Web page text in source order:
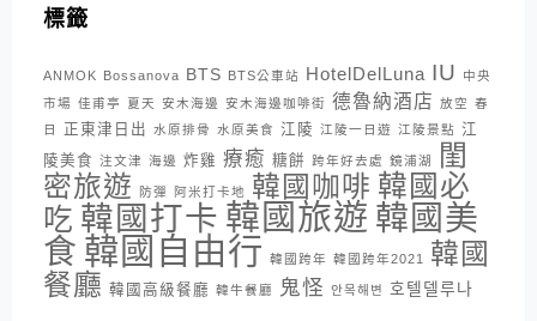
標籤
ANMOK Bossanova BTS BTS公車站 HotelDelLuna IU
中央
市場 佳甫亭 夏天 安木海邊 安木海邊咖啡街 德魯納酒店 放空 春
日
正東津日出 水原排骨 水原美食 江陵 江陵一日遊 江陵景點 江
陵美食 注文津 海邊 炸雞 療癒 糖餅 跨年好去處 鏡浦湖
閨
密旅遊
防彈 阿米打卡地 韓國咖啡 韓國必
吃 韓國打卡 韓國旅遊 韓國美
食 韓國自由行 韓國跨年 韓國跨年2021
韓國
餐廳 韓國高級餐廳 韓牛餐廳 鬼怪 안목해변 호텔델루나